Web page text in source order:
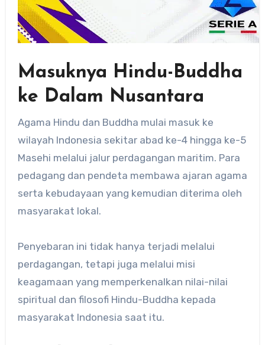
Masuknya Hindu-Buddha
ke Dalam Nusantara
Agama Hindu dan Buddha mulai masuk ke
wilayah Indonesia sekitar abad ke-4 hingga ke-5
Masehi melalui jalur perdagangan maritim. Para
pedagang dan pendeta membawa ajaran agama
serta kebudayaan yang kemudian diterima oleh
masyarakat lokal.
Penyebaran ini tidak hanya terjadi melalui
perdagangan, tetapi juga melalui misi
keagamaan yang memperkenalkan nilai-nilai
spiritual dan filosofi Hindu-Buddha kepada
masyarakat Indonesia saat itu.